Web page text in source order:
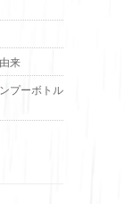
来
プーボトル